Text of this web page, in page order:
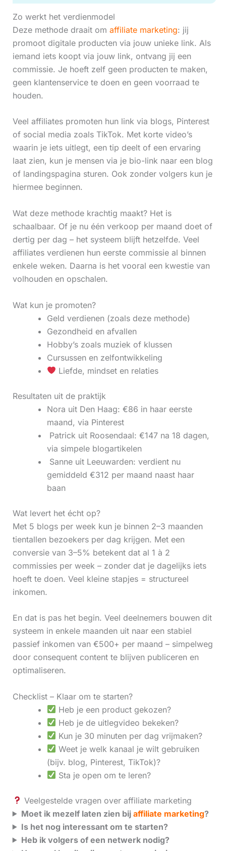
Zo werkt het verdienmodel
Deze methode draait om affiliate marketing: jij
promoot digitale producten via jouw unieke link. Als
iemand iets koopt via jouw link, ontvang jij een
commissie. Je hoeft zelf geen producten te maken,
geen klantenservice te doen en geen voorraad te
houden.
Veel affiliates promoten hun link via blogs, Pinterest
of social media zoals TikTok. Met korte video’s
waarin je iets uitlegt, een tip deelt of een ervaring
laat zien, kun je mensen via je bio-link naar een blog
of landingspagina sturen. Ook zonder volgers kun je
hiermee beginnen.
Wat deze methode krachtig maakt? Het is
schaalbaar. Of je nu één verkoop per maand doet of
dertig per dag – het systeem blijft hetzelfde. Veel
affiliates verdienen hun eerste commissie al binnen
enkele weken. Daarna is het vooral een kwestie van
volhouden en opschalen.
Wat kun je promoten?
Geld verdienen (zoals deze methode)
Gezondheid en afvallen
Hobby’s zoals muziek of klussen
Cursussen en zelfontwikkeling
Liefde, mindset en relaties
Resultaten uit de praktijk
Nora uit Den Haag: €86 in haar eerste
maand, via Pinterest
‍ Patrick uit Roosendaal: €147 na 18 dagen,
via simpele blogartikelen
‍ Sanne uit Leeuwarden: verdient nu
gemiddeld €312 per maand naast haar
baan
Wat levert het écht op?
Met 5 blogs per week kun je binnen 2–3 maanden
tientallen bezoekers per dag krijgen. Met een
conversie van 3–5% betekent dat al 1 à 2
commissies per week – zonder dat je dagelijks iets
hoeft te doen. Veel kleine stapjes = structureel
inkomen.
En dat is pas het begin. Veel deelnemers bouwen dit
systeem in enkele maanden uit naar een stabiel
passief inkomen van €500+ per maand – simpelweg
door consequent content te blijven publiceren en
optimaliseren.
Checklist – Klaar om te starten?
Heb je een product gekozen?
Heb je de uitlegvideo bekeken?
Kun je 30 minuten per dag vrijmaken?
Weet je welk kanaal je wilt gebruiken
(bijv. blog, Pinterest, TikTok)?
Sta je open om te leren?
Veelgestelde vragen over affiliate marketing
Moet ik mezelf laten zien bij affiliate marketing?
Is het nog interessant om te starten?
Heb ik volgers of een netwerk nodig?